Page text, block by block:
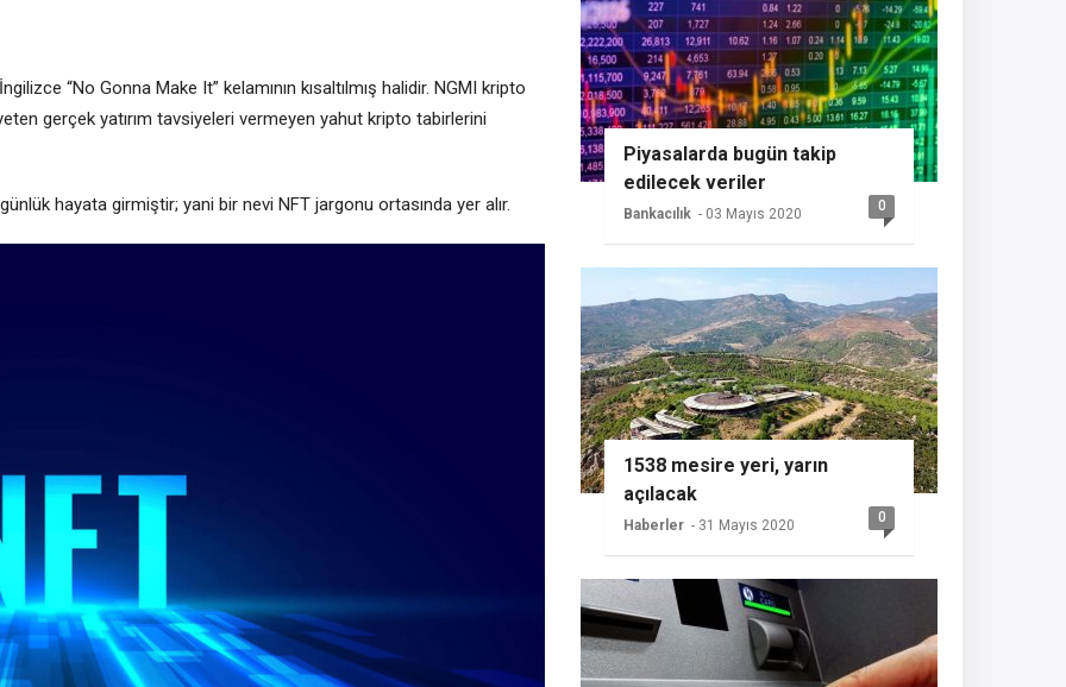
“No Gonna Make It” kelamının kısaltılmış halidir. NGMI kripto
gerçek yatırım tavsiyeleri vermeyen yahut kripto tabirlerini
hayata girmiştir; yani bir nevi NFT jargonu ortasında yer alır.
Piyasalarda bugün takip
edilecek veriler
Bankacılık - 03 Mayıs 2020 0
1538 mesire yeri, yarın
açılacak
Haberler - 31 Mayıs 2020 0